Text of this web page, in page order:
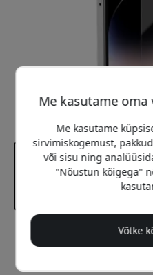
Me kasutame
Me kasutame
sirvimiskogemust,
või sisu ning
"Nõustun kõigega"
Võtke